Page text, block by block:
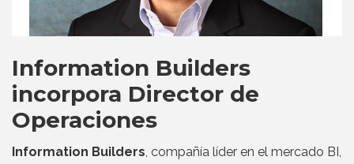
Information Builders
incorpora Director de
Operaciones
Information Builders, compañía líder en el mercado BI,